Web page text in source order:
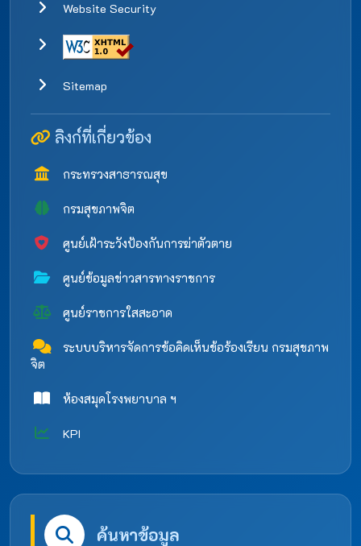
Website Security
Sitemap
ลิงก์ที่เกี่ยวข้อง
กระทรวงสาธารณสุข
กรมสุขภาพจิต
ศูนย์เฝ้าระวังป้องกันการฆ่าตัวตาย
ศูนย์ข้อมูลข่าวสารทางราชการ
ศูนย์ราชการใสสะอาด
ระบบบริหารจัดการข้อคิดเห็นข้อร้องเรียน กรมสุขภาพ
จิต
ห้องสมุดโรงพยาบาล ฯ
KPI
ค้นหาข้อมูล